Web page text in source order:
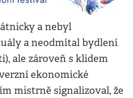
a nebyl
a neodmítal bydlení
ale zároveň s klidem
ekonomické
mistrně signalizoval, že